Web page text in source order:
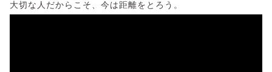
大切な人だからこそ、今は距離をとろう。